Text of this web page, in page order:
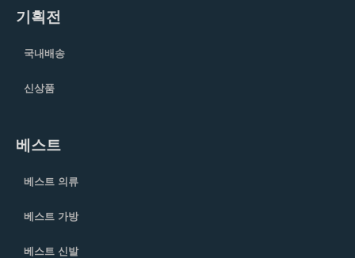
기획전
국내배송
신상품
베스트
베스트 의류
베스트 가방
베스트 신발